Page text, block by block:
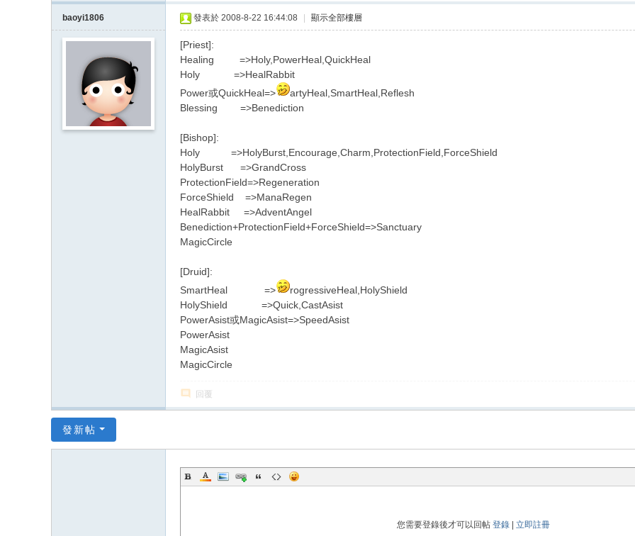
baoyi1806 發表於 2008-8-22 16:44:08 顯示全部樓層
[Priest]:
Healing =>Holy,PowerHeal,QuickHeal
Holy =>HealRabbit
Power或QuickHeal=>
artyHeal,SmartHeal,Reflesh
Blessing =>Benediction
[Bishop]:
Holy =>HolyBurst,Encourage,Charm,ProtectionField,ForceShield
HolyBurst =>GrandCross
ProtectionField=>Regeneration
ForceShield =>ManaRegen
HealRabbit =>AdventAngel
Benediction+ProtectionField+ForceShield=>Sanctuary
MagicCircle
[Druid]:
SmartHeal =>
rogressiveHeal,HolyShield
HolyShield =>Quick,CastAsist
PowerAsist或MagicAsist=>SpeedAsist
PowerAsist
MagicAsist
MagicCircle
回覆
發新帖
您需要登錄後才可以回帖 登錄| 立即註冊